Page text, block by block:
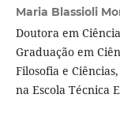
Maria Blassioli
Doutora em
Graduação em
Filosofia e
na Escola Técnica